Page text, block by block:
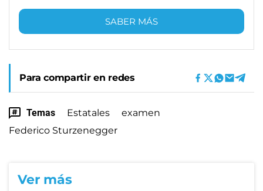
SABER MÁS
Para compartir en redes
Temas Estatales
examen
Federico Sturzenegger
Ver más